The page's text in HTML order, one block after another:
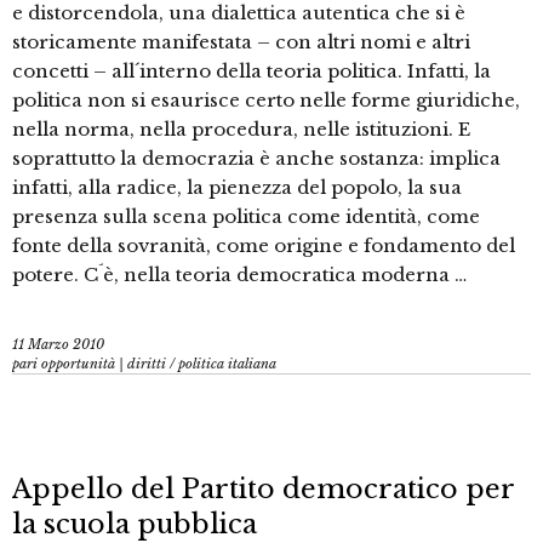
e distorcendola, una dialettica autentica che si è
storicamente manifestata – con altri nomi e altri
concetti – all´interno della teoria politica. Infatti, la
politica non si esaurisce certo nelle forme giuridiche,
nella norma, nella procedura, nelle istituzioni. E
soprattutto la democrazia è anche sostanza: implica
infatti, alla radice, la pienezza del popolo, la sua
presenza sulla scena politica come identità, come
fonte della sovranità, come origine e fondamento del
potere. C´è, nella teoria democratica moderna …
11 Marzo 2010
pari opportunità | diritti /politica italiana
Appello del Partito democratico per
la scuola pubblica